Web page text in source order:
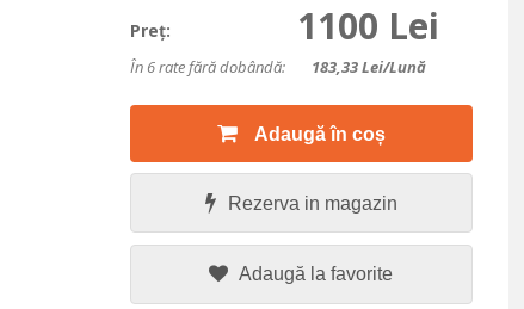
Preţ: 1100 Lei
În 6 rate fără dobândă: 183,33Lei/lună
Adaugă în coș
Rezerva in magazin
Adaugă la favorite